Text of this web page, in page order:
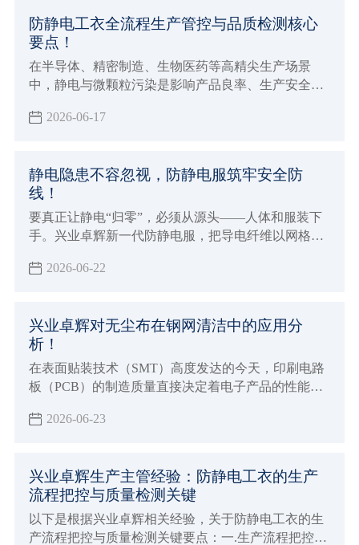
了多位行业专家，听听他们是如何解读这一现象的。
防静电工衣全流程生产管控与品质检测核心
要点！
在半导体、精密制造、生物医药等高精尖生产场景
中，静电与微颗粒污染是影响产品良率、生产安全的
的核心防护装备，其防护性能的稳定性，完全依赖生
2026-06-17
静电隐患不容忽视，防静电服筑牢安全防
线！
要真正让静电“归零”，必须从源头——人体和服装下
手。兴业卓辉新一代防静电服，把导电纤维以网格状
接地扣、导电鞋、防静电地坪构成闭合回路，让人体
V，符合 ANSI/ESD S20.20、IEC 61340-5-1 及 GJB
3007A 等最严标准。
2026-06-22
兴业卓辉对无尘布在钢网清洁中的应用分
析！
在表面贴装技术（SMT）高度发达的今天，印刷电路
板（PCB）的制造质量直接决定着电子产品的性能与
（Stencil）的清洁度是影响锡膏印刷质量的核心因素
2026-06-23
兴业卓辉生产主管经验：防静电工衣的生产
流程把控与质量检测关键
以下是根据兴业卓辉相关经验，关于防静电工衣的生
产流程把控与质量检测关键要点：一.生产流程把控关